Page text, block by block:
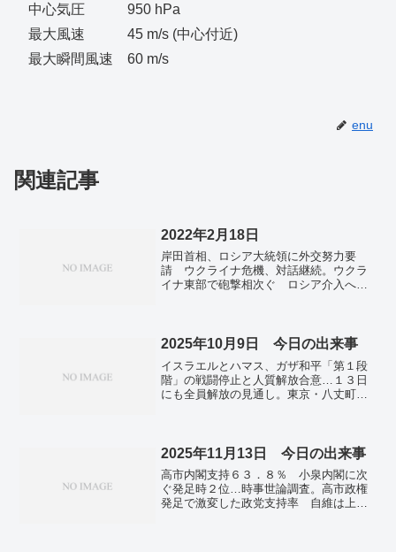
中心気圧 950 hPa
最大風速 45 m/s (中心付近)
最大瞬間風速 60 m/s
enu
関連記事
2022年2月18日
岸田首相、ロシア大統領に外交努力要
請 ウクライナ危機、対話継続。ウクラ
イナ東部で砲撃相次ぐ ロシア介入への
に予算委集中審議。夢洲の軟弱地盤「想
水素車両「ひばり」公開 30年の実用化
目指す。宮城県で震度4の地震 津波の心
配なし M5.2 震源は宮城県沖。まん延
より。全国で新たに8万7723人感染 前週
比1万人減 新型コロナ。自宅療養、最多
57万人 病床使用率、21都府県で50％
超。大阪新型コロナ39人死亡 吉村知事
入院8割は70代以上…高齢者守る！対策強
2025年10月9日 今日の出来事
イスラエルとハマス、ガザ和平「第１段
階」の戦闘停止と人質解放合意…１３日
にも全員解放の見通し。東京・八丈町に
り 軍事パレードで対米けん制か。豪
印、海洋安保協力を拡大 潜水艦相互救
助で覚書。札幌市街地にヒグマ続々
「災害級」休校や公園閉鎖。なぜ？東京
「深大寺」に若者急増…地元住民も「原
2025年11月13日 今日の出来事
高市内閣支持６３．８％ 小泉内閣に次
ぐ発足時２位…時事世論調査。高市政権
発足で激変した政党支持率 自維は上